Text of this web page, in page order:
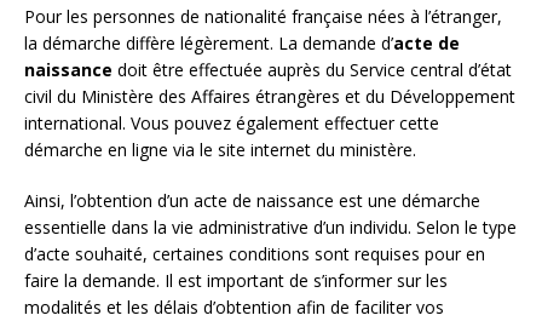
Pour les personnes de nationalité française nées à l’étranger,
la démarche diffère légèrement. La demande d’acte de
naissance doit être effectuée auprès du Service central d’état
civil du Ministère des Affaires étrangères et du Développement
international. Vous pouvez également effectuer cette
démarche en ligne via le site internet du ministère.
Ainsi, l’obtention d’un acte de naissance est une démarche
essentielle dans la vie administrative d’un individu. Selon le type
d’acte souhaité, certaines conditions sont requises pour en
faire la demande. Il est important de s’informer sur les
modalités et les délais d’obtention afin de faciliter vos